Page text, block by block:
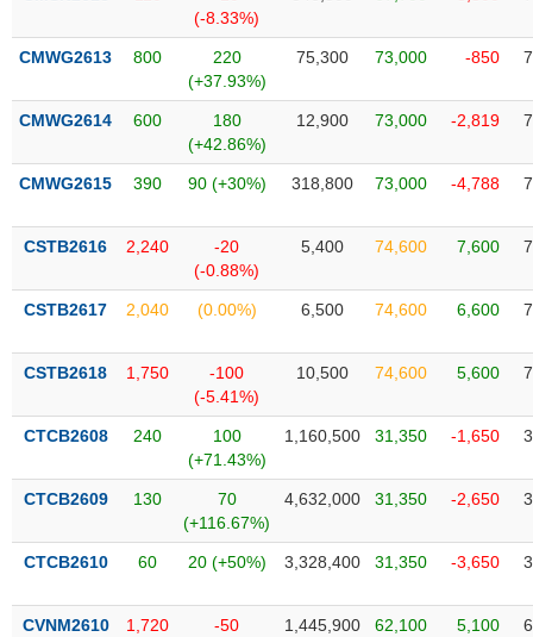
(-8.33%)
CMWG2613 800
220
(+37.93%)
75,300 73,000 -850
CMWG2614 600
180
(+42.86%)
12,900 73,000 -2,819
CMWG2615 390 90 (+30%) 318,800 73,000 -4,788
CSTB2616 2,240
-20
(-0.88%)
5,400 74,600 7,600
CSTB2617 2,040 (0.00%) 6,500 74,600 6,600
CSTB2618 1,750
-100
(-5.41%)
10,500 74,600 5,600
CTCB2608 240
100
(+71.43%)
1,160,500 31,350 -1,650
CTCB2609 130
70
(+116.67%)
4,632,000 31,350 -2,650
CTCB2610 60 20 (+50%) 3,328,400 31,350 -3,650
CVNM2610 1,720
-50
1,445,900 62,100 5,100
CÔNG
THÔNG
DỊCH
TRUYỀN